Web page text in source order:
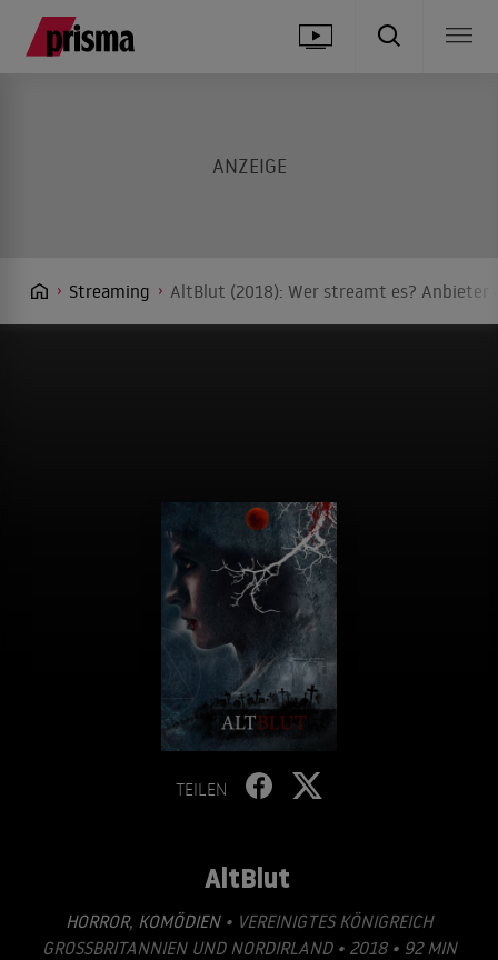
Streaming AltBlut (2018): Wer streamt es? Anbieter
TEILEN
AltBlut
HORROR, KOMÖDIEN• VEREINIGTES KÖNIGREICH
GROSSBRITANNIEN UND NORDIRLAND • 2018 • 92 MIN